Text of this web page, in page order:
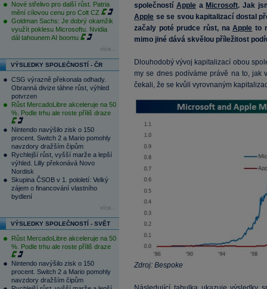
Nové střelivo pro další růst. Patria
mění cílovou cenu pro Colt CZ
Goldman Sachs: Je dobrý okamžik
využít poklesu Microsoftu. Nvidia
dál tahounem AI boomu
více...
VÝSLEDKY SPOLEČNOSTÍ - ČR
CSG výrazně překonala odhady.
Obranná divize táhne růst, výhled
potvrzen
Růst MercadoLibre akceleruje na 50
%. Podle trhu ale roste příliš draze
Nintendo navýšilo zisk o 150
procent. Switch 2 a Mario pomohly
navzdory dražším čipům
Rychlejší růst, vyšší marže a lepší
výhled. Lilly překonává Novo
Nordisk
Skupina ČSOB v 1. pololetí: Velký
zájem o financování vlastního
bydlení
více...
VÝSLEDKY SPOLEČNOSTÍ - SVĚT
Růst MercadoLibre akceleruje na 50
%. Podle trhu ale roste příliš draze
Nintendo navýšilo zisk o 150
procent. Switch 2 a Mario pomohly
navzdory dražším čipům
společností Applea Microsoft. Jak
Apple se se svou kapitalizací dostal
začaly poté prudce růst, naApple to
mimo jiné dává skvělou příležitost
Dlouhodobý vývoj kapitalizací obou
my se dnes podíváme právě na to, jak
čekali, že se kvůli vyrovnaným
Zdroj: Bespoke